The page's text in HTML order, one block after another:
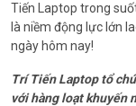
Tiến Laptop trong
là niềm động lực lớn
ngày hôm nay!
Trí Tiến Laptop tổ
với hàng loạt khuyến